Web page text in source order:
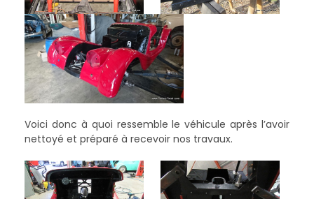
Voici donc à quoi ressemble le véhicule après l’avoir
nettoyé et préparé à recevoir nos travaux.